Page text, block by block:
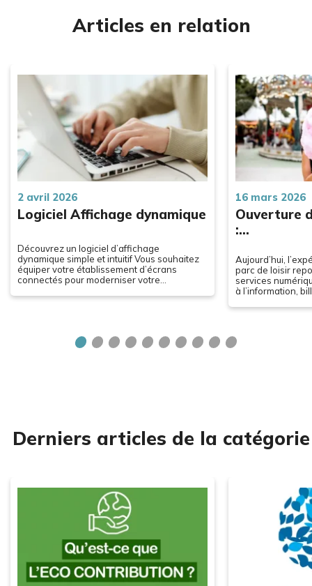
Articles en relation
2 avril 2026
Logiciel Affichage dynamique
Découvrez un logiciel d’affichage
dynamique simple et intuitif Vous souhaitez
équiper votre établissement d’écrans
connectés pour moderniser votre
important, mais celui du…
16 mars 2026
Ouverture
:…
Aujourd’hui,
parc de loisir
services
à l’information,
Derniers articles de la catégorie